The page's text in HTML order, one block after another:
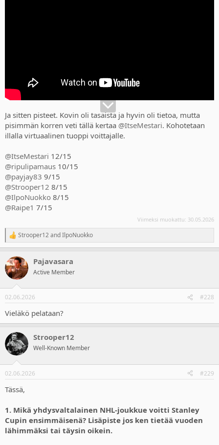
Ja sitten pisteet. Kovin oli tasaista ja hyvin oli tietoa, mutta
pisimmän korren veti tällä kertaa @ItseMestari. Kohotetaan
illalla virtuaalinen tuoppi voittajalle.
@ItseMestari 12/15
@ripulipamaus 10/15
@payjay83 9/15
@Strooper12 8/15
@IlpoNuokko 8/15
@Raipe1 7/15
Viimeksi muokattu: 30.05.2026
R
e
c
t
i
s
Strooper12andIlpoNuokko
Pajavasara
Active Member
02.06.2026 #228
Vieläkö pelataan?
Strooper12
Well-Known Member
02.06.2026 #229
Tässä,
1. Mikä yhdysvaltalainen NHL-joukkue voitti Stanley
Cupin ensimmäisenä? Lisäpiste jos ken tietää vuoden
lähimmäksi tai täysin oikein.